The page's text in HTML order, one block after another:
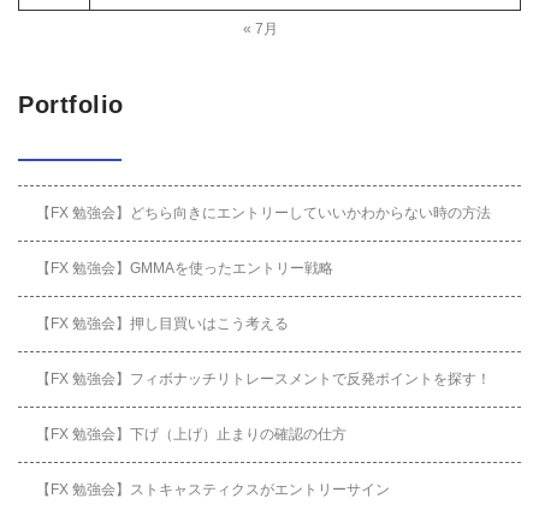
« 7月
Portfolio
【FX 勉強会】どちら向きにエントリーしていいかわからない時の方法
【FX 勉強会】GMMAを使ったエントリー戦略
【FX 勉強会】押し目買いはこう考える
【FX 勉強会】フィボナッチリトレースメントで反発ポイントを探す！
【FX 勉強会】下げ（上げ）止まりの確認の仕方
【FX 勉強会】ストキャスティクスがエントリーサイン